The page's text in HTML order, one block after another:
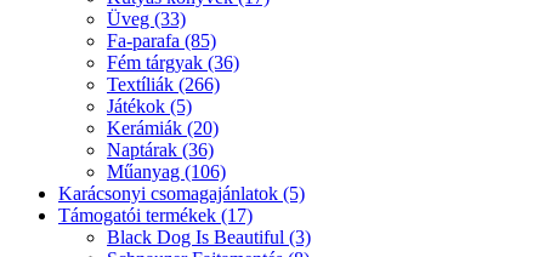
Üveg (33)
Fa-parafa (85)
Fém tárgyak (36)
Textíliák (266)
Játékok (5)
Kerámiák (20)
Naptárak (36)
Műanyag (106)
Karácsonyi csomagajánlatok (5)
Támogatói termékek (17)
Black Dog Is Beautiful (3)